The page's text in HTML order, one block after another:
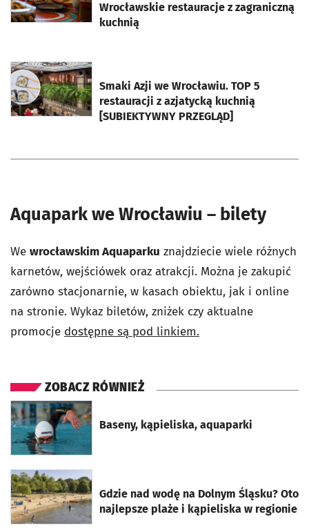
Wrocławskie restauracje z zagraniczną
kuchnią
Smaki Azji we Wrocławiu. TOP 5
restauracji z azjatycką kuchnią
[SUBIEKTYWNY PRZEGLĄD]
otworzy się w nowej karcie
Aquapark we Wrocławiu – bilety
We wrocławskim Aquaparku znajdziecie wiele różnych
karnetów, wejściówek oraz atrakcji. Można je zakupić
zarówno stacjonarnie, w kasach obiektu, jak i online
na stronie. Wykaz biletów, zniżek czy aktualne
promocje dostępne są pod linkiem.
ZOBACZ RÓWNIEŻ
Baseny, kąpieliska, aquaparki
otworzy się w nowej karcie
Gdzie nad wodę na Dolnym Śląsku? Oto
najlepsze plaże i kąpieliska w regionie
otworzy się w nowej karcie